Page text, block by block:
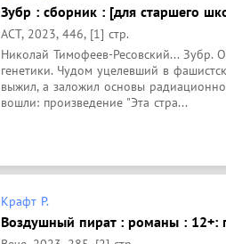
Зубр : сборник : [для старшего
АСТ, 2023, 446, [1] стр.
Николай Тимофеев-Ресовский... Зубр.
генетики. Чудом уцелевший в
выжил, а заложил основы
вошли: произведение "Эта стра...
Крафт Р.
Воздушный пират : романы : 12+: